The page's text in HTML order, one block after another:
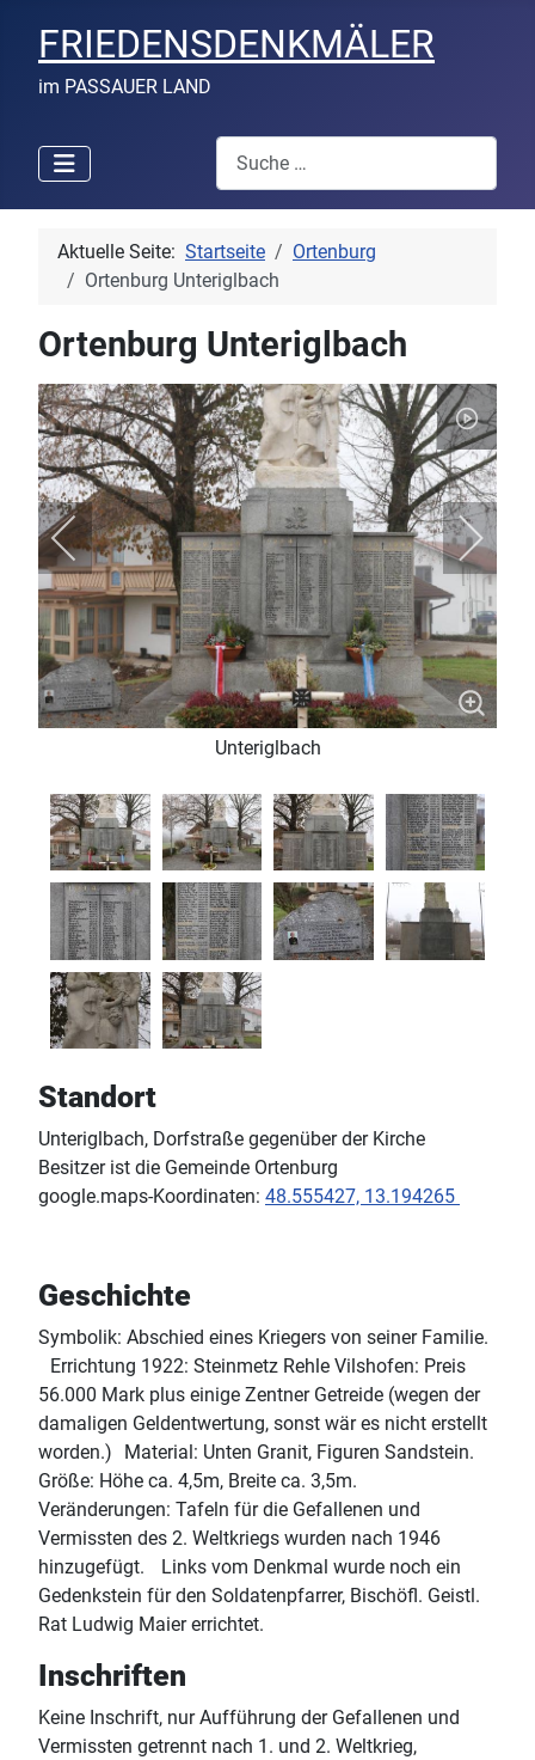
FRIEDENSDENKMÄLER
im PASSAUER LAND
Suchen
Aktuelle Seite: Startseite
Ortenburg
Ortenburg Unteriglbach
Ortenburg Unteriglbach
Unteriglbach
Standort
Unteriglbach, Dorfstraße gegenüber der Kirche
Besitzer ist die Gemeinde Ortenburg
google.maps-Koordinaten: 48.555427, 13.194265
Geschichte
Symbolik: Abschied eines Kriegers von seiner Familie.
Errichtung 1922: Steinmetz Rehle Vilshofen: Preis
56.000 Mark plus einige Zentner Getreide (wegen der
damaligen Geldentwertung, sonst wär es nicht erstellt
worden.) Material: Unten Granit, Figuren Sandstein.
Größe: Höhe ca. 4,5m, Breite ca. 3,5m.
Veränderungen: Tafeln für die Gefallenen und
Vermissten des 2. Weltkriegs wurden nach 1946
hinzugefügt. Links vom Denkmal wurde noch ein
Gedenkstein für den Soldatenpfarrer, Bischöfl. Geistl.
Rat Ludwig Maier errichtet.
Inschriften
Keine Inschrift, nur Aufführung der Gefallenen und
Vermissten getrennt nach 1. und 2. Weltkrieg,